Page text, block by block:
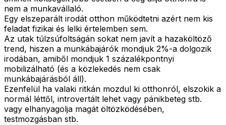
nem a munkavállaló.
Egy elszeparált irodát otthon működtetni azért nem kis
feladat fizikai és lelki értelemben sem.
Az utak túlzsúfoltságán sokat nem javít a hazaköltöző
trend, hiszen a munkábajárók mondjuk 2%-a dolgozik
irodában, amiből mondjuk 1 százalékpontnyi
mobilizálható (és a közlekedés nem csak
munkábajárásból áll).
Ezenfelül ha valaki ritkán mozdul ki otthonról, elszokik a
normál léttől, introvertált lehet vagy pánikbeteg stb.
vagy elhanyagolja magát öltözködésében,
testmozgásban stb.